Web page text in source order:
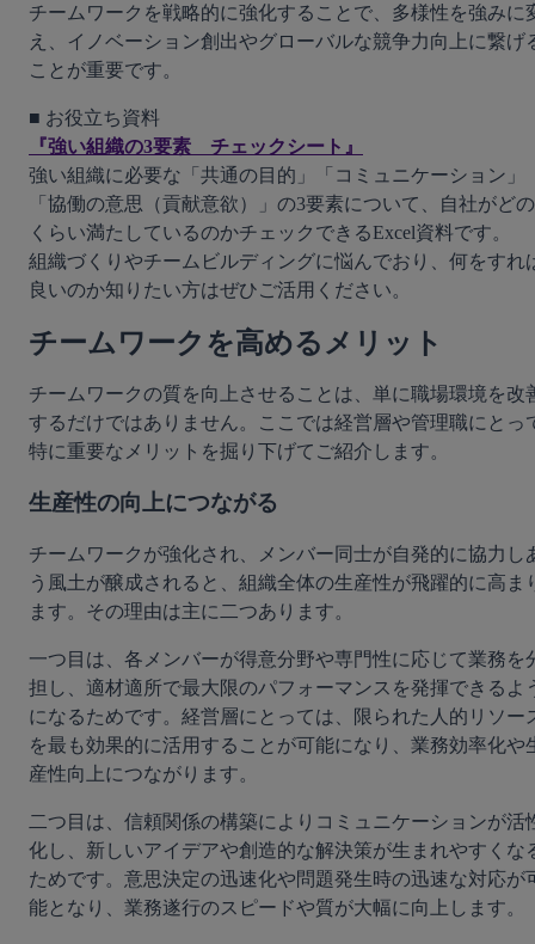
チームワークを戦略的に強化することで、多様性を強みに
え、イノベーション創出やグローバルな競争力向上に繋げ
ことが重要です。
『強い組織の3要素　チェックシート』
強い組織に必要な「共通の目的」「コミュニケーション」
「協働の意思（貢献意欲）」の3要素について、自社がどの
くらい満たしているのかチェックできるExcel資料です。
組織づくりやチームビルディングに悩んでおり、何をすれ
チームワークを高めるメリット
チームワークの質を向上させることは、単に職場環境を改
するだけではありません。ここでは経営層や管理職にとっ
特に重要なメリットを掘り下げてご紹介します。
生産性の向上につながる
チームワークが強化され、メンバー同士が自発的に協力し
う風土が醸成されると、組織全体の生産性が飛躍的に高ま
ます。その理由は主に二つあります。
一つ目は、各メンバーが得意分野や専門性に応じて業務を
担し、適材適所で最大限のパフォーマンスを発揮できるよ
になるためです。経営層にとっては、限られた人的リソー
を最も効果的に活用することが可能になり、業務効率化や
産性向上につながります。
二つ目は、信頼関係の構築によりコミュニケーションが活
化し、新しいアイデアや創造的な解決策が生まれやすくな
ためです。意思決定の迅速化や問題発生時の迅速な対応が
能となり、業務遂行のスピードや質が大幅に向上します。